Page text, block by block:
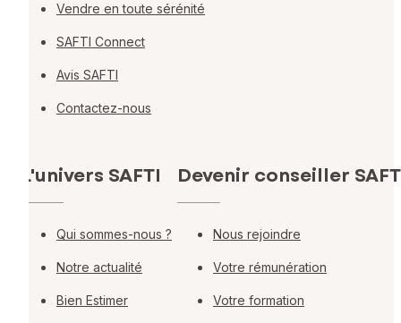
Vendre en toute sérénité
SAFTI Connect
Avis SAFTI
Contactez-nous
L'univers SAFTI
Qui sommes-nous ?
Notre actualité
Bien Estimer
Devenir conseiller
Nous rejoindre
Votre rémunération
Votre formation